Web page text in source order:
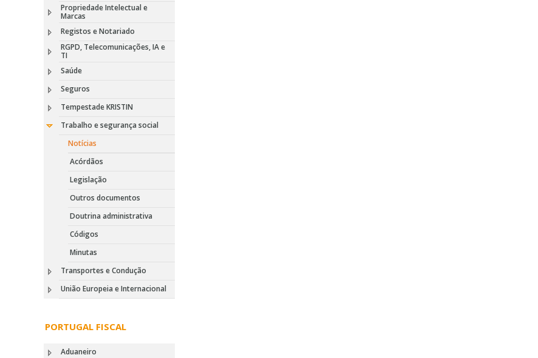
Propriedade Intelectual e
Marcas
Registos e Notariado
RGPD, Telecomunicações, IA e
TI
Saúde
Seguros
Tempestade KRISTIN
Trabalho e segurança social
Notícias
Acórdãos
Legislação
Outros documentos
Doutrina administrativa
Códigos
Minutas
Transportes e Condução
União Europeia e Internacional
PORTUGAL FISCAL
Aduaneiro